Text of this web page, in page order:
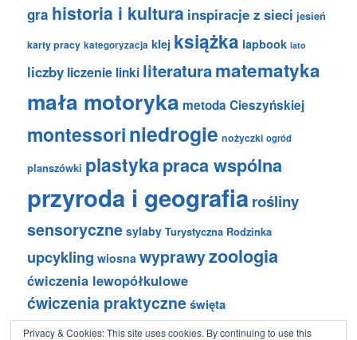
gra historia i kultura inspiracje z sieci jesień
karty pracy kategoryzacja klej książka lapbook lato
liczby liczenie linki literaturamatematyka
mała motoryka metoda Cieszyńskiej
montessoriniedrogie nożyczki ogród
planszówki plastykapraca wspólna
przyroda i geografiarośliny
sensoryczne sylaby Turystyczna Rodzinka
upcykling wiosna wyprawyzoologia
ćwiczenia lewopółkulowe
ćwiczenia praktyczneświęta
Privacy & Cookies: This site uses cookies. By continuing to use this